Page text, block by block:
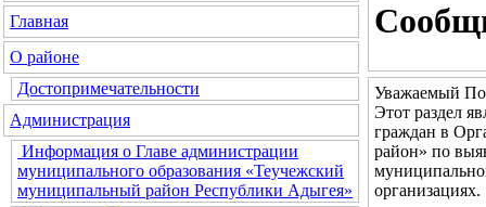
Главная
О районе
Достопримечательности
Администрация
Информация о Главе администрации
муниципального образования «Теучежский
муниципальный район Республики Адыгея»
Уважаемый
Этот раздел
граждан в
район» по
организациях.